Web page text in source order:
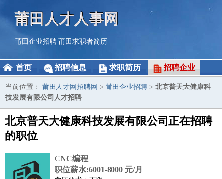
莆田人才人事网
莆田企业招聘 莆田求职者简历
首页 招聘信息 求职简历 招聘企业
当前位置： 莆田人才网招聘网 > 莆田企业招聘 > 北京普天大健康科
技发展有限公司人才招聘
北京普天大健康科技发展有限公司正在招聘
的职位
CNC编程
职位薪水:6001-8000 元/月